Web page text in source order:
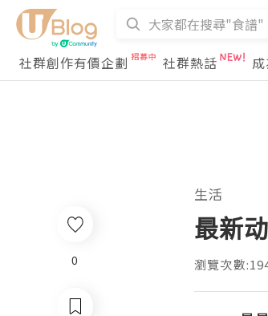
社群創作有價企劃 社群熱話
生活
最新
瀏覽次數
0